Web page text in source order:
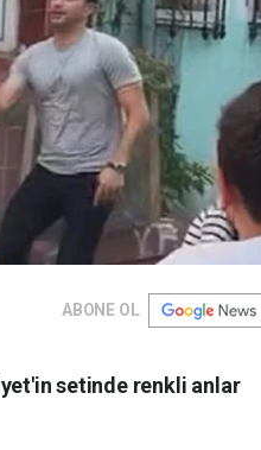
ABONE OL
setinde renkli anlar